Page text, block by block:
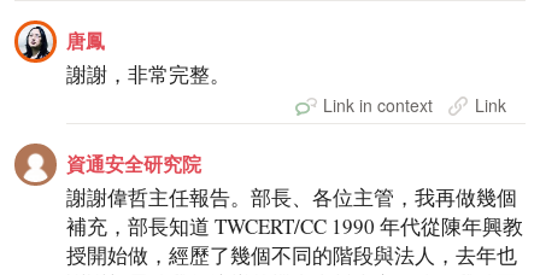
唐鳳
謝謝，非常完整。
Link in context Link
資通安全研究院
謝謝偉哲主任報告。部長、各位主管，我再做幾個
補充，部長知道 TWCERT/CC 1990 年代從陳年興教
授開始做，經歷了幾個不同的階段與法人，去年也